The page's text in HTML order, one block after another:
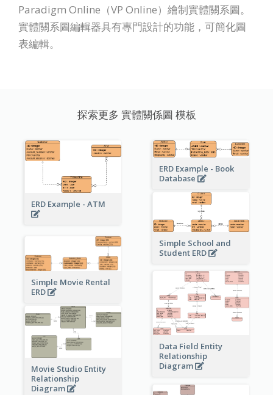
Paradigm Online（VP Online）繪制實體關系圖。
實體關系圖編輯器具有專門設計的功能，可簡化圖
表編輯。
探索更多 實體關係圖 模板
ERD Example - ATM
ERD Example - Book
Database
Simple School and
Student ERD
Simple Movie Rental
ERD
Data Field Entity
Relationship
Diagram
Movie Studio Entity
Relationship
Diagram